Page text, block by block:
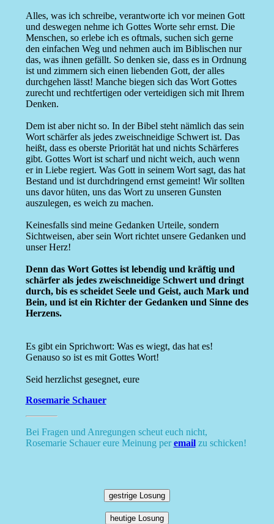
Alles, was ich schreibe, verantworte ich vor meinen Gott
und deswegen nehme ich Gottes Worte sehr ernst. Die
Menschen, so erlebe ich es oftmals, suchen sich gerne
den einfachen Weg und nehmen auch im Biblischen nur
das, was ihnen gefällt. So denken sie, dass es in Ordnung
ist und zimmern sich einen liebenden Gott, der alles
durchgehen lässt! Manche biegen sich das Wort Gottes
zurecht und rechtfertigen oder verteidigen sich mit Ihrem
Denken.
Dem ist aber nicht so. In der Bibel steht nämlich das sein
Wort schärfer als jedes zweischneidige Schwert ist. Das
heißt, dass es oberste Priorität hat und nichts Schärferes
gibt. Gottes Wort ist scharf und nicht weich, auch wenn
er in Liebe regiert. Was Gott in seinem Wort sagt, das hat
Bestand und ist durchdringend ernst gemeint! Wir sollten
uns davor hüten, uns das Wort zu unseren Gunsten
auszulegen, es weich zu machen.
Keinesfalls sind meine Gedanken Urteile, sondern
Sichtweisen, aber sein Wort richtet unsere Gedanken und
unser Herz!
Denn das Wort Gottes ist lebendig und kräftig und
schärfer als jedes zweischneidige Schwert und dringt
durch, bis es scheidet Seele und Geist, auch Mark und
Bein, und ist ein Richter der Gedanken und Sinne des
Herzens.
Es gibt ein Sprichwort: Was es wiegt, das hat es!
Genauso so ist es mit Gottes Wort!
Seid herzlichst gesegnet, eure
Rosemarie Schauer
Bei Fragen und Anregungen scheut euch nicht,
Rosemarie Schauer eure Meinung peremailzu schicken!
gestrige Losung
heutige Losung